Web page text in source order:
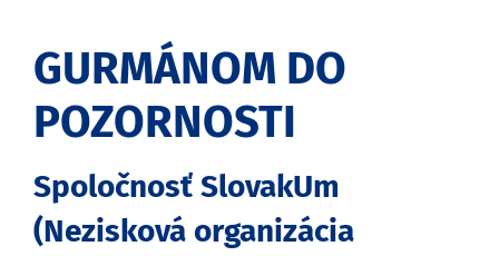
GURMÁNOM DO
POZORNOSTI
Spoločnosť SlovakUm
(Nezisková organizácia